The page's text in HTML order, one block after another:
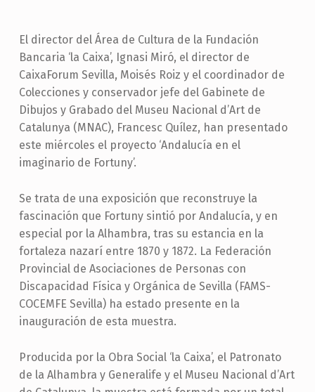
El director del Área de Cultura de la Fundación
Bancaria ‘la Caixa’, Ignasi Miró, el director de
CaixaForum Sevilla, Moisés Roiz y el coordinador de
Colecciones y conservador jefe del Gabinete de
Dibujos y Grabado del Museu Nacional d’Art de
Catalunya (MNAC), Francesc Quílez, han presentado
este miércoles el proyecto ‘Andalucía en el
imaginario de Fortuny’.
Se trata de una exposición que reconstruye la
fascinación que Fortuny sintió por Andalucía, y en
especial por la Alhambra, tras su estancia en la
fortaleza nazarí entre 1870 y 1872. La Federación
Provincial de Asociaciones de Personas con
Discapacidad Física y Orgánica de Sevilla (FAMS-
COCEMFE Sevilla) ha estado presente en la
inauguración de esta muestra.
Producida por la Obra Social ‘la Caixa’, el Patronato
de la Alhambra y Generalife y el Museu Nacional d’Art